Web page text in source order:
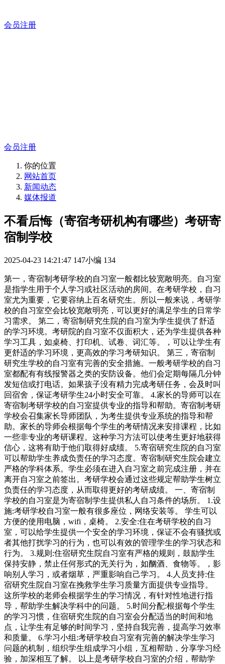
会员注册
会员注册
你的位置
网站首页
新闻动态
媒体报道
不看后悔（寄宿考研机构有哪些）考研寄
宿制学校
2025-04-23 14:21:47 147小编 134
第一，寄宿制考研学校的自习室一般都比较宽敞明亮。自习室
是指学生用于个人学习或社区活动的房间。在考研学校，自习
室尤为重要，它要容纳上百名研究生。所以一般来说，考研学
校的自习室空会比较宽敞明亮，可以更好的满足学生的日常学
习需求。 第二，寄宿制研究生院的自习室为学生提供了舒适
的学习环境。考研院的自习室不仅面积大，还为学生提供各种
学习工具，如桌椅、打印机、试卷、词汇等。，可以让学生有
更舒适的学习环境，更高效的学习考研知识。 第三，寄宿制
研究生学校的自习室有完善的安全措施。一般考研学校的自习
室都配有有线报警器之类的安防设备。他们会定期每隔几分钟
发短信或打电话。如果孩子没有精力完成考研任务，会及时叫
回宿舍，保证考研学生24小时安全可靠。 4.家长的导师可以在
寄宿制考研学校的自习室提供专业的指导和帮助。寄宿制考研
学校会召集家长导师团队，为考生提供专业系统的指导和帮
助。家长的导师会根据每个学生的考研情况来安排课程，比如
一些非专业的考研课程。这种学习方法可以使考生更好地获得
信心，这将有助于他们取得好成绩。 5.寄宿研究生院的自习室
可以帮助学生养成负责任的学习态度。寄宿制研究生院会建立
严格的学科体系。学生必须在进入自习室之前完成注册，并在
离开自习室之前签出。考研学校会通过这些规定帮助学生树立
负责任的学习态度，从而取得更好的考研成绩。 一、寄宿制
学校的自习室是为寄宿制学生提供私人自习条件的场所。 1.设
施:考研学校自习室一般有很多座位，网络安装等。 学生可以
方便的使用电脑，wifi，桌椅。 2.安全:住在考研学校的自习
室，可以给学生提供一个安全的学习环境，保证不会有骚扰或
者其他打扰学习的行为，也可以有效的管理学生的学习状态和
行为。 3.规则:住宿研究生院自习室有严格的规则，鼓励学生
保持安静，禁止任何形式的无关行为，如酗酒、食物等。，影
响别人学习，或者烟草，严重影响自己学习。 4.人员支持:住
宿研究生院自习室在挽救学生学习质量方面提供专业指导。
这所学校的老师会根据学生的学习情况，有针对性地进行指
导，帮助学生解决学科中的问题。 5.时间分配:根据每个学生
的学习习惯，住宿研究生院的自习室会分配适当的时间和地
点，让学生有足够的时间学习，坚持自我完善，提高学习效率
和质量。 6.学习小组:考研学校自习室有完善的解决学生学习
问题的机制，组织学生组成学习小组，互相帮助，分享学习经
验，加深相互了解。 以上是考研学校自习室的介绍，帮助学